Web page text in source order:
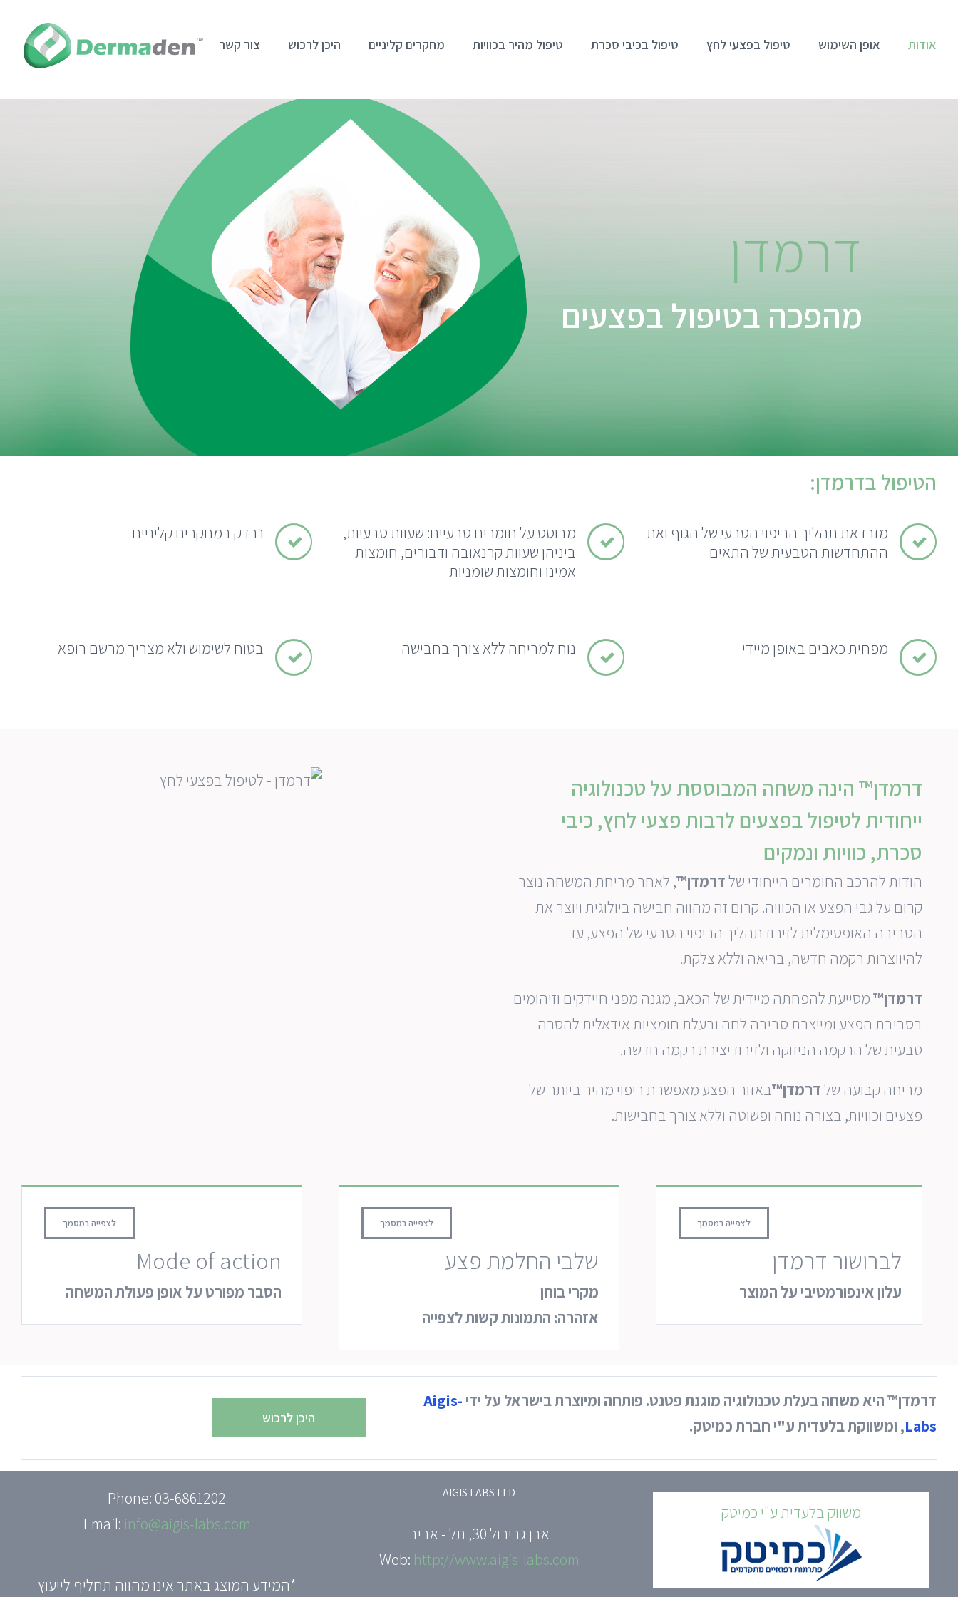
אודות אופן השימוש טיפול בפצעי לחץ טיפול בכיבי סכרת טיפול מהיר בכוויות מחקרים קליניים היכן לרכוש צור קשר
דרמדן
מהפכה בטיפול בפצעים
הטיפול בדרמדן:
מזרז את תהליך הריפוי הטבעי של הגוף ואת
ההתחדשות הטבעית של התאים
מבוסס על חומרים טבעיים: שעוות טבעיות,
ביניהן שעוות קרנאובה ודבורים, חומצות
אמינו וחומצות שומניות
נבדק במחקרים קליניים
מפחית כאבים באופן מיידי נוח למריחה ללא צורך בחבישה בטוח לשימוש ולא מצריך מרשם רופא
דרמדן™ הינה משחה המבוססת על טכנולוגיה
ייחודית לטיפול בפצעים לרבות פצעי לחץ, כיבי
סכרת, כוויות ונמקים
הודות להרכב החומרים הייחודי שלדרמדן™, לאחר מריחת המשחה נוצר
קרום על גבי הפצע או הכוויה. קרום זה מהווה חבישה ביולוגית ויוצר את
הסביבה האופטימלית לזירוז תהליך הריפוי הטבעי של הפצע, עד
להיווצרות רקמה חדשה, בריאה וללא צלקת.
דרמדן™מסייעת להפחתה מיידית של הכאב, מגנה מפני חיידקים וזיהומים
בסביבת הפצע ומייצרת סביבה לחה ובעלת חומציות אידאלית להסרה
טבעית של הרקמה הניזוקה ולזירוז יצירת רקמה חדשה.
מריחה קבועה שלדרמדן™באזור הפצע מאפשרת ריפוי מהיר ביותר של
פצעים וכוויות, בצורה נוחה ופשוטה וללא צורך בחבישות.
לצפייה במסמך
לברושור דרמדן
עלון אינפורמטיבי על המוצר
לצפייה במסמך
שלבי החלמת פצע
מקרי בוחן
אזהרה: התמונות קשות לצפייה
לצפייה במסמך
Mode of action
הסבר מפורט על אופן פעולת המשחה
דרמדן™ היא משחה בעלת טכנולוגיה מוגנת פטנט. פותחה ומיוצרת בישראל על ידיAigis-
Labs, ומשווקת בלעדית ע"י חברת כמיטק. היכן לרכוש
משווק בלעדית ע"י כמיטק
AIGIS LABS LTD
אבן גבירול 30, תל - אביב
Web: http://www.aigis-labs.com
Phone: 03-6861202
Email: info@aigis-labs.com
*המידע המוצג באתר אינו מהווה תחליף לייעוץ